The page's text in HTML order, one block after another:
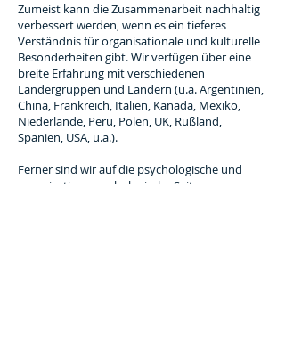
Zumeist kann die Zusammenarbeit nachhaltig
verbessert werden, wenn es ein tieferes
Verständnis für organisationale und kulturelle
Besonderheiten gibt. Wir verfügen über eine
breite Erfahrung mit verschiedenen
Ländergruppen und Ländern (u.a. Argentinien,
China, Frankreich, Italien, Kanada, Mexiko,
Niederlande, Peru, Polen, UK, Rußland,
Spanien, USA, u.a.).
Ferner sind wir auf die psychologische und
organisationspsychologische Seite von